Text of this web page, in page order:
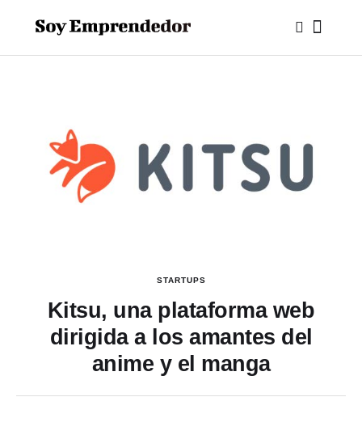
STARTUPS
Kitsu, una plataforma web
dirigida a los amantes del
anime y el manga